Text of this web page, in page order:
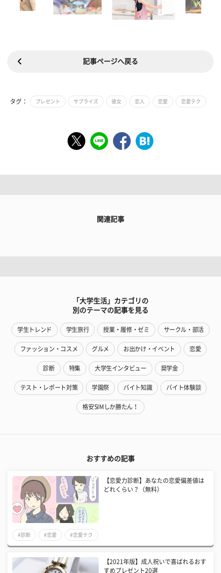
記事ページへ戻る
タグ： プレゼント サプライズ 彼女 恋人 恋愛 恋愛テク
関連記事
「大学生活」カテゴリの
別のテーマの記事を見る
学生トレンド 学生旅行 授業・履修・ゼミ サークル・部活
ファッション・コスメ グルメ お出かけ・イベント 恋愛
診断 特集 大学生インタビュー 奨学金
テスト・レポート対策 学園祭 バイト知識 バイト体験談
格安SIMしか勝たん！
おすすめの記事
【恋愛力診断】あなたの恋愛偏差値は
どれくらい？（無料）
#診断 #恋愛 #恋愛テク
【2021年版】成人祝いで喜ばれるおす
すめプレゼント20選